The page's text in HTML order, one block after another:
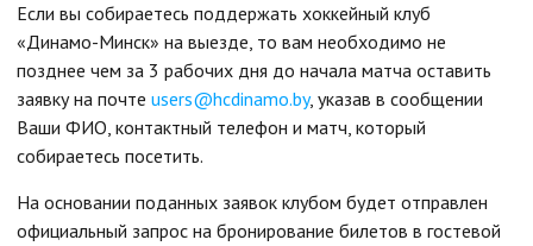
Если вы собираетесь поддержать хоккейный клуб
«Динамо-Минск» на выезде, то вам необходимо не
позднее чем за 3 рабочих дня до начала матча оставить
заявку на почте users@hcdinamo.by, указав в сообщении
Ваши ФИО, контактный телефон и матч, который
собираетесь посетить.
На основании поданных заявок клубом будет отправлен
официальный запрос на бронирование билетов в гостевой